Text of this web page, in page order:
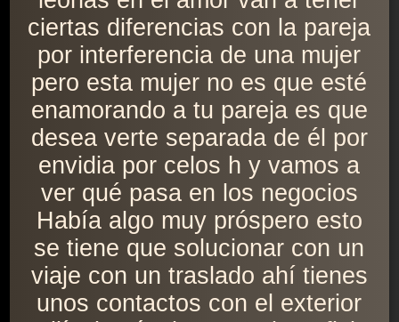
ciertas diferencias con la pareja
por interferencia de una mujer
pero esta mujer no es que esté
enamorando a tu pareja es que
desea verte separada de él por
envidia por celos h y vamos a
ver qué pasa en los negocios
Había algo muy próspero esto
se tiene que solucionar con un
viaje con un traslado ahí tienes
unos contactos con el exterior